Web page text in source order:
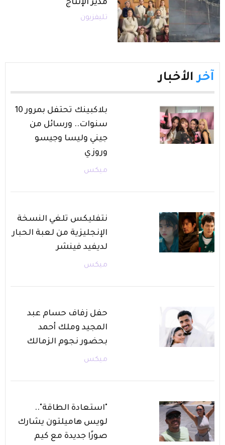
مدير الإنتاج
تليفزيون
آخر الأخبار
بلاكبينك تحتفل بمرور 10
سنوات.. ورسائل من
جيني وليسا وجيسو
وروزي
ميكس
نتفليكس تلغي النسخة
الإنجليزية من لعبة الحبار
لديفيد فينشر
ميكس
حفل زفاف حسام عبد
المجيد وملك أحمد
بحضور نجوم الزمالك
ميكس
"استعادة الطاقة"..
لويس هاميلتون يشارك
صورًا جديدة مع كيم